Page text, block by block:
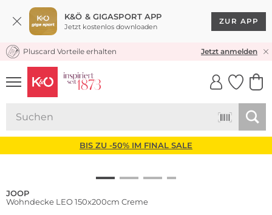
K&Ö & GIGASPORT APP
Jetzt kostenlos downloaden
ZUR APP
KOSTENLOSER VERSAND* & RÜCKVERSAND
Pluscard Vorteile erhalten Jetzt anmelden
UNSERE APP
CLICK &
BIS ZU -50% IM FINAL SALE
JOOP
Wohndecke LEO 150x200cm Creme